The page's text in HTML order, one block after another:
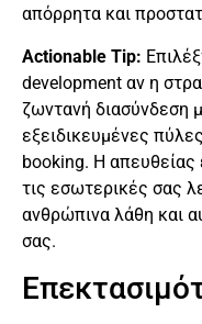
απόρρητα και
Actionable Tip:
development αν η
ζωντανή διασύνδεση
εξειδικευμένες
booking. Η απευθείας
τις εσωτερικές σας
ανθρώπινα λάθη και
σας.